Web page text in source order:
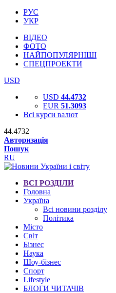
РУС
УКР
ВІДЕО
ФОТО
НАЙПОПУЛЯРНІШІ
СПЕЦПРОЕКТИ
USD
USD 44.4732
EUR 51.3093
Всі курси валют
44.4732
Авторизація
Пошук
RU
ВСІ РОЗДІЛИ
Головна
Україна
Всі новини розділу
Політика
Місто
Світ
Бізнес
Наука
Шоу-бізнес
Спорт
Lifestyle
БЛОГИ ЧИТАЧІВ